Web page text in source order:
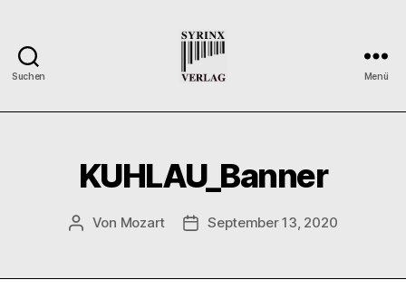
Suchen
Verlag
Verlag
der
Menü
KUHLAU_Banner
Beitragsautor
Von Mozart Veröffentlichungsdatum
September 13, 2020